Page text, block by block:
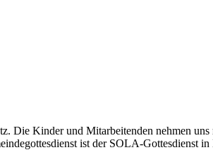
Die Kinder und Mitarbeitenden nehmen
ist der SOLA-Gottesdienst